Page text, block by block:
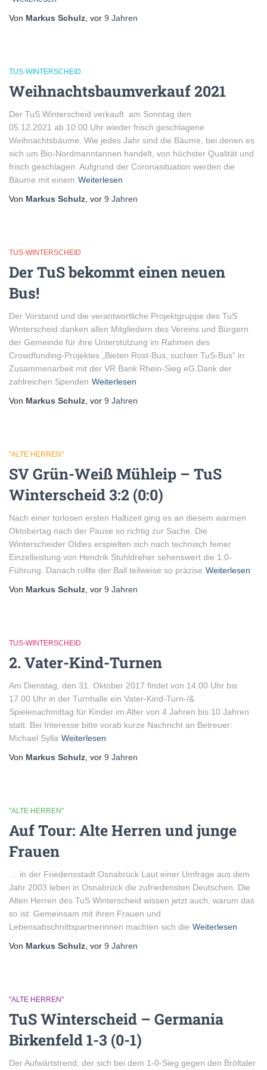
Von Markus Schulz , vor 9 Jahren
TUS-WINTERSCHEID
Weihnachtsbaumverkauf 2021
Der TuS Winterscheid verkauft am Sonntag den
05.12.2021 ab 10:00 Uhr wieder frisch geschlagene
Weihnachtsbäume. Wie jedes Jahr sind die Bäume, bei denen es
sich um Bio-Nordmanntannen handelt, von höchster Qualität und
frisch geschlagen. Aufgrund der Coronasituation werden die
Bäume mit einem Weiterlesen
Von Markus Schulz , vor 9 Jahren
TUS-WINTERSCHEID
Der TuS bekommt einen neuen
Bus!
Der Vorstand und die verantwortliche Projektgruppe des TuS
Winterscheid danken allen Mitgliedern des Vereins und Bürgern
der Gemeinde für ihre Unterstützung im Rahmen des
Crowdfunding-Projektes „Bieten Rost-Bus, suchen TuS-Bus“ in
Zusammenarbeit mit der VR Bank Rhein-Sieg eG.Dank der
zahlreichen Spenden Weiterlesen
Von Markus Schulz , vor 9 Jahren
"ALTE HERREN"
SV Grün-Weiß Mühleip – TuS
Winterscheid 3:2 (0:0)
Nach einer torlosen ersten Halbzeit ging es an diesem warmen
Oktobertag nach der Pause so richtig zur Sache. Die
Winterscheider Oldies erspielten sich nach technisch feiner
Einzelleistung von Hendrik Stuhldreher sehenswert die 1:0-
Führung. Danach rollte der Ball teilweise so präzise Weiterlesen
Von Markus Schulz , vor 9 Jahren
TUS-WINTERSCHEID
2. Vater-Kind-Turnen
Am Dienstag, den 31. Oktober 2017 findet von 14.00 Uhr bis
17.00 Uhr in der Turnhalle ein Vater-Kind-Turn-/&
Spielenachmittag für Kinder im Alter von 4 Jahren bis 10 Jahren
statt. Bei Interesse bitte vorab kurze Nachricht an Betreuer:
Michael Sylla Weiterlesen
Von Markus Schulz , vor 9 Jahren
"ALTE HERREN"
Auf Tour: Alte Herren und junge
Frauen
… in der Friedensstadt Osnabrück Laut einer Umfrage aus dem
Jahr 2003 leben in Osnabrück die zufriedensten Deutschen. Die
Alten Herren des TuS Winterscheid wissen jetzt auch, warum das
so ist: Gemeinsam mit ihren Frauen und
Lebensabschnittspartnerinnen machten sich die Weiterlesen
Von Markus Schulz , vor 9 Jahren
"ALTE HERREN"
TuS Winterscheid – Germania
Birkenfeld 1-3 (0-1)
Der Aufwärtstrend, der sich bei dem 1-0-Sieg gegen den Bröltaler